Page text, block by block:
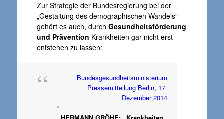
Zur Strategie der Bundesregierung bei der
„Gestaltung des demographischen Wandels“
gehört es auch, durch Gesundheitsförderung
und Prävention Krankheiten gar nicht erst
entstehen zu lassen:
Bundesgesundheitsministerium
Pressemitteilung Berlin, 17.
Dezember 2014
°